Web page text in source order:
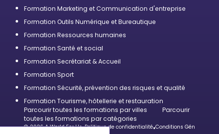
Formation Marketing et Communication d'entreprise
Formation Outils Numérique et Bureautique
Formation Ressources humaines
Formation Santé et social
Formation Secrétariat & Accueil
Formation Sport
Formation Sécurité, prévention des risques et qualité
Formation Tourisme, hôtellerie et restauration
Parcourir toutes les formations par villes
Parcourir
toutes les formations par catégories
© 2026 A World For Us•Politique de confidentialité•Conditions Générales